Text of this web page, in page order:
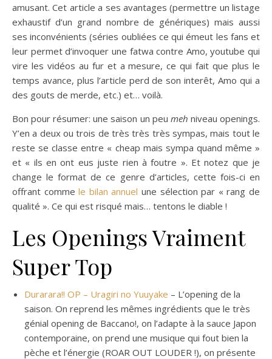
amusant. Cet article a ses avantages (permettre un listage
exhaustif d’un grand nombre de génériques) mais aussi
ses inconvénients (séries oubliées ce qui émeut les fans et
leur permet d’invoquer une fatwa contre Amo, youtube qui
vire les vidéos au fur et a mesure, ce qui fait que plus le
temps avance, plus l’article perd de son interêt, Amo qui a
des gouts de merde, etc.) et… voilà.
Bon pour résumer: une saison un peu meh niveau openings.
Y’en a deux ou trois de très très très sympas, mais tout le
reste se classe entre « cheap mais sympa quand même »
et « ils en ont eus juste rien à foutre ». Et notez que je
change le format de ce genre d’articles, cette fois-ci en
offrant commele bilan annuel une sélection par « rang de
qualité ». Ce qui est risqué mais… tentons le diable !
Les Openings Vraiment
Super Top
Durarara!! OP – Uragiri no Yuuyake – L’opening de la
saison. On reprend les mêmes ingrédients que le très
génial opening de Baccano!, on l’adapte à la sauce Japon
contemporaine, on prend une musique qui fout bien la
pèche et l’énergie (ROAR OUT LOUDER !), on présente